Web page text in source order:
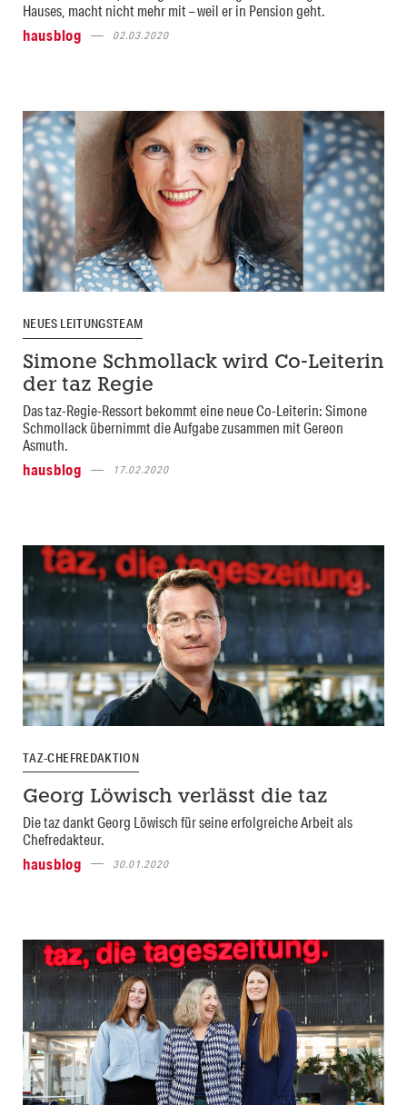
Hauses, macht nicht mehr mit – weil er in Pension geht.
hausblog
02.03.2020
NEUES LEITUNGSTEAM
Simone Schmollack wird Co-Leiterin
der taz Regie
Das taz-Regie-Ressort bekommt eine neue Co-Leiterin: Simone
Schmollack übernimmt die Aufgabe zusammen mit Gereon
Asmuth.
hausblog
17.02.2020
TAZ-CHEFREDAKTION
Georg Löwisch verlässt die taz
Die taz dankt Georg Löwisch für seine erfolgreiche Arbeit als
Chefredakteur.
hausblog
30.01.2020